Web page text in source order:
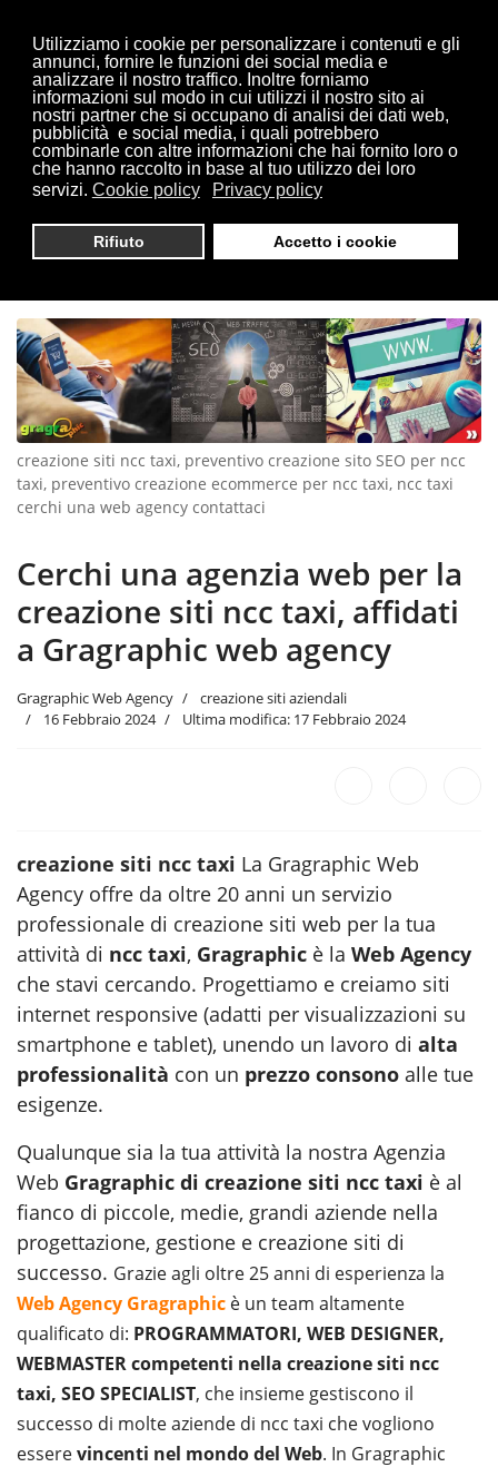
Utilizziamo i cookie per personalizzare i contenuti e gli
annunci, fornire le funzioni dei social media e
analizzare il nostro traffico. Inoltre forniamo
informazioni sul modo in cui utilizzi il nostro sito ai
nostri partner che si occupano di analisi dei dati web,
pubblicità e social media, i quali potrebbero
combinarle con altre informazioni che hai fornito loro o
che hanno raccolto in base al tuo utilizzo dei loro
servizi. Cookie policy Privacy policy
Rifiuto Accetto i cookie
Sei qui:Home siti ncc taxi
CREAZIONE SITI NCC TAXI |
TEL 0321 1814404
creazione siti ncc taxi, preventivo creazione sito SEO per ncc
taxi, preventivo creazione ecommerce per ncc taxi, ncc taxi
cerchi una web agency contattaci
Cerchi una agenzia web per la
creazione siti ncc taxi, affidati
a Gragraphic web agency
Gragraphic Web Agency
creazione siti aziendali
16 Febbraio 2024
Ultima modifica: 17 Febbraio 2024
creazione siti ncc taxi La Gragraphic Web
Agency offre da oltre 20 anni un servizio
professionale di creazione siti web per la tua
attività di ncc taxi, Gragraphic è la Web Agency
che stavi cercando. Progettiamo e creiamo siti
internet responsive (adatti per visualizzazioni su
smartphone e tablet), unendo un lavoro di alta
professionalità con un prezzo consono alle tue
esigenze.
Qualunque sia la tua attività la nostra Agenzia
Web Gragraphic di creazione siti ncc taxi è al
fianco di piccole, medie, grandi aziende nella
progettazione, gestione e creazione siti di
successo. Grazie agli oltre 25 anni di esperienza la
Web Agency Gragraphic è un team altamente
qualificato di: PROGRAMMATORI, WEB DESIGNER,
WEBMASTER competenti nella creazione siti ncc
taxi, SEO SPECIALIST, che insieme gestiscono il
successo di molte aziende di ncc taxi che vogliono
esserevincenti nel mondo del Web. In Gragraphic